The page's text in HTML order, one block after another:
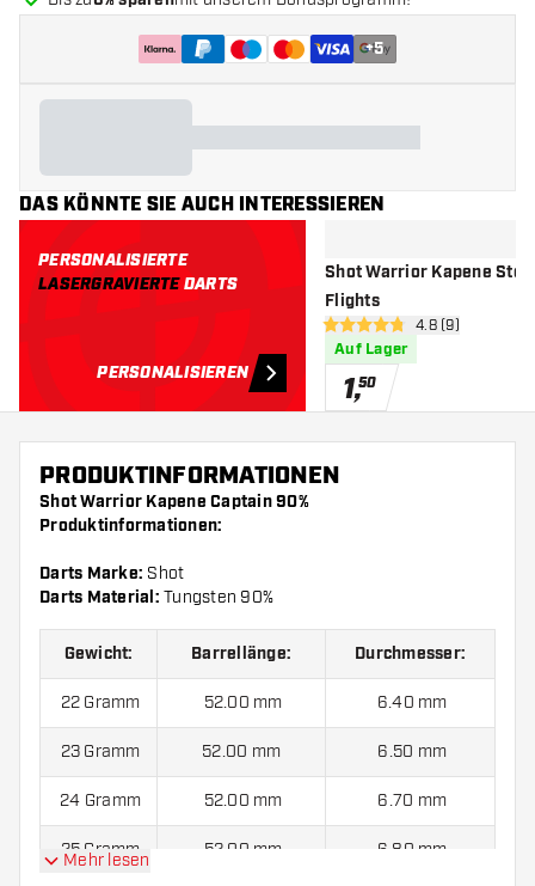
+5
DAS KÖNNTE SIE AUCH INTERESSIEREN
PERSONALISIERTE
LASERGRAVIERTEDARTS
PERSONALISIEREN
Shot Warrior Kapene
Flights
4.8 Bewertungssterne
4.8 (9)
Auf Lager
1,50
PRODUKTINFORMATIONEN
Shot Warrior Kapene Captain 90%
Produktinformationen:
Darts Marke: Shot
Darts Material: Tungsten 90%
Gewicht: Barrellänge: Durchmesser:
22 Gramm 52.00 mm 6.40 mm
23 Gramm 52.00 mm 6.50 mm
24 Gramm 52.00 mm 6.70 mm
25 Gramm 52.00 mm 6.80 mm
Mehr lesen